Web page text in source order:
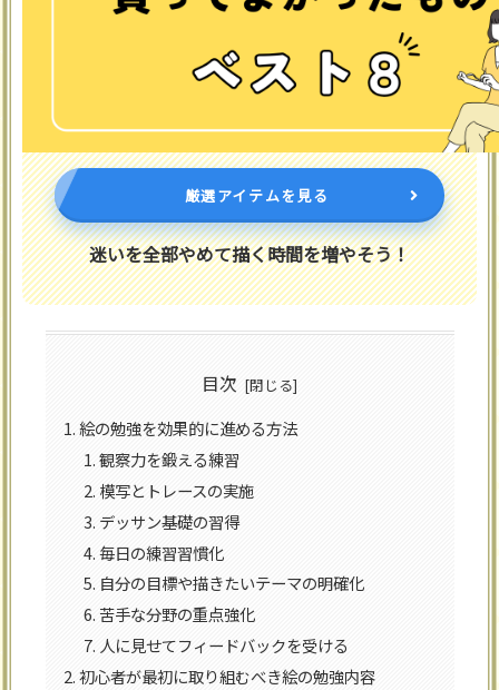
厳選アイテムを見る
迷いを全部やめて描く時間を増やそう！
目次
絵の勉強を効果的に進める方法
観察力を鍛える練習
模写とトレースの実施
デッサン基礎の習得
毎日の練習習慣化
自分の目標や描きたいテーマの明確化
苦手な分野の重点強化
人に見せてフィードバックを受ける
初心者が最初に取り組むべき絵の勉強内容